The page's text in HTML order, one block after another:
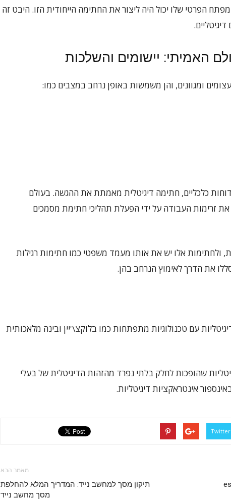
הפרטי שלו יכול היה ליצור את החתימה הייחודית הזו. היבט זה
האמיתי: יישומים והשלכות
ומגוונים, והן משמשות באופן נרחב במצבים כמו:
כלכליים, חתימה דיגיטלית מאמתת את ההגשה. בעולם
את זרימות העבודה על ידי הפעלת תהליכי חתימת מסמכים
ולחתימות אלו יש את אותו מעמד משפטי כמו חתימות רגילות
את הדרך לאימוץ הנרחב בהן.
עם טכנולוגיות מתפתחות כמו בלוקצ\'יין ובינה מלאכותית
שהופכות לחלק בלתי נפרד מהזהות הדיגיטלית של בעלי
אינטראקציות דיגיטליות.
Twitter
מאמר הבא
תיקון מסך למחשב נייד: המדריך המלא להחלפת
מסך מחשב נייד